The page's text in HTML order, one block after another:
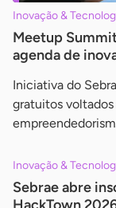
Inovação &
Meetup
agenda de
Iniciativa do
gratuitos
Inovação &
Sebrae abre